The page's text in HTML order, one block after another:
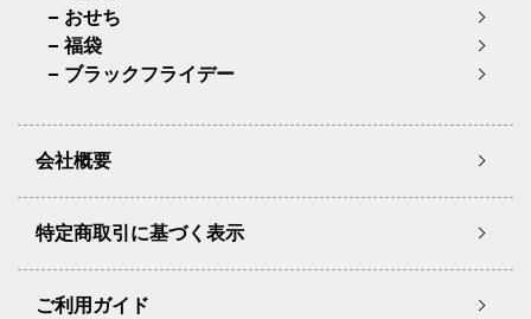
おせち
福袋
ブラックフライデー
会社概要
特定商取引に基づく表示
ご利用ガイド